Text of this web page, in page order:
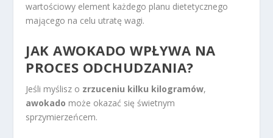
wartościowy element każdego planu dietetycznego
mającego na celu utratę wagi.
JAK AWOKADO WPŁYWA NA
PROCES ODCHUDZANIA?
Jeśli myślisz o zrzuceniu kilku kilogramów,
awokado może okazać się świetnym
sprzymierzeńcem.